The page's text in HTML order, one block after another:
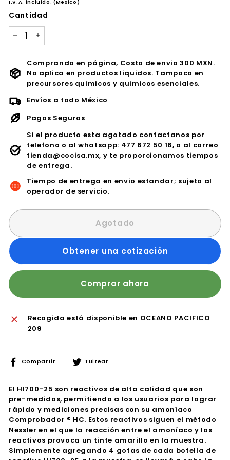
oferta
I.V.A. incluido. (Mexico)
Cantidad
Comprando en página, Costo de envio 300 MXN.
No aplica en productos liquidos. Tampoco en
precursores quimicos y quimicos esenciales.
Envíos a todo México
Pagos Seguros
Si el producto esta agotado contactanos por
telefono o al whatsapp: 477 672 50 16, o al correo
tienda@cocisa.mx, y te proporcionamos tiempos
de entrega.
Tiempo de entrega en envio estandar; sujeto al
operador de servicio.
Agotado
Obtener una cotización
Comprar ahora
Recogida está disponible en OCEANO PACIFICO
209
Compartir
Compartir
Tuitear
El HI700-25 son reactivos de alta calidad que son
pre-medidos, permitiendo a los usuarios para lograr
rápido y mediciones precisas con su amoníaco
Comprobador ® HC. Estos reactivos siguen el método
Nessler en el que la reacción entre el amoníaco y los
reactivos provoca un tinte amarillo en la muestra.
Simplemente agregando 4 gotas de cada botella de